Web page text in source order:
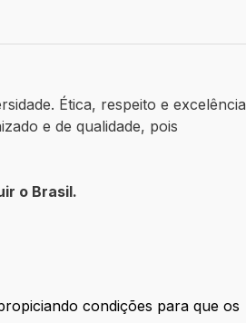
Ética, respeito e excelência
e de qualidade, pois
o Brasil.
condições para que os